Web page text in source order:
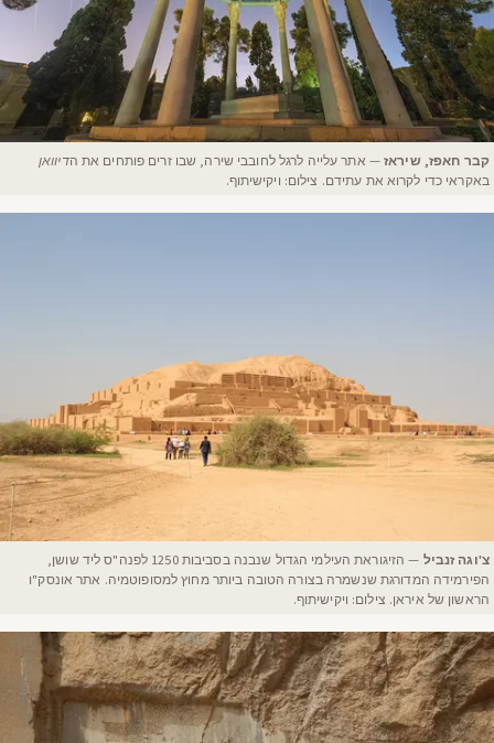
קבר חאפז, שיראז— אתר עלייה לרגל לחובבי שירה, שבו זרים פותחים את הדיוואן
באקראי כדי לקרוא את עתידם. צילום: ויקישיתוף.
צ'וגה זנביל
— הזיגוראת העילמי הגדול שנבנה בסביבות 1250 לפנה"ס ליד שושן,
הפירמידה המדורגת שנשמרה בצורה הטובה ביותר מחוץ למסופוטמיה. אתר אונסק"ו
הראשון של איראן. צילום: ויקישיתוף.